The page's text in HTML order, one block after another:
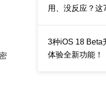
用、没反应？这
3种iOS 18 Beta
体验全新功能！